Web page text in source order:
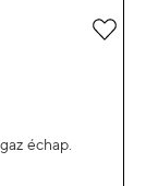
échap.